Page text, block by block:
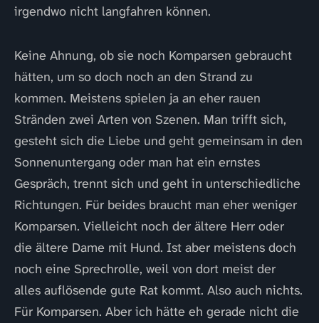
irgendwo nicht langfahren können.
Keine Ahnung, ob sie noch Komparsen gebraucht
hätten, um so doch noch an den Strand zu
kommen. Meistens spielen ja an eher rauen
Stränden zwei Arten von Szenen. Man trifft sich,
gesteht sich die Liebe und geht gemeinsam in den
Sonnenuntergang oder man hat ein ernstes
Gespräch, trennt sich und geht in unterschiedliche
Richtungen. Für beides braucht man eher weniger
Komparsen. Vielleicht noch der ältere Herr oder
die ältere Dame mit Hund. Ist aber meistens doch
noch eine Sprechrolle, weil von dort meist der
alles auflösende gute Rat kommt. Also auch nichts.
Für Komparsen. Aber ich hätte eh gerade nicht die